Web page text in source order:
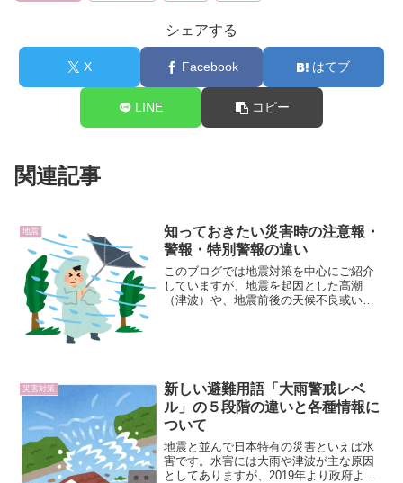
シェアする
X Facebook はてブ
LINE コピー
関連記事
地震
知っておきたい災害時の注意報・
警報・特別警報の違い
このブログでは地震対策を中心にご紹介
していますが、地震を起因とした高潮
（津波）や、地震前後の天候不良或いは
災害対策
新しい避難用語「大雨警戒レベ
ル」の５段階の違いと各種情報に
ついて
地震と並んで日本特有の災害といえば水
害です。水害には大雨や津波が主な原因
としてありますが、2019年より政府より